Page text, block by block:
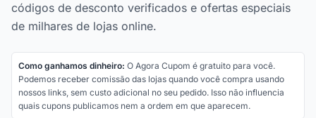
códigos de desconto verificados e ofertas especiais
de milhares de lojas online.
Como ganhamos dinheiro: O Agora Cupom é gratuito para você.
Podemos receber comissão das lojas quando você compra usando
nossos links, sem custo adicional no seu pedido. Isso não influencia
quais cupons publicamos nem a ordem em que aparecem.